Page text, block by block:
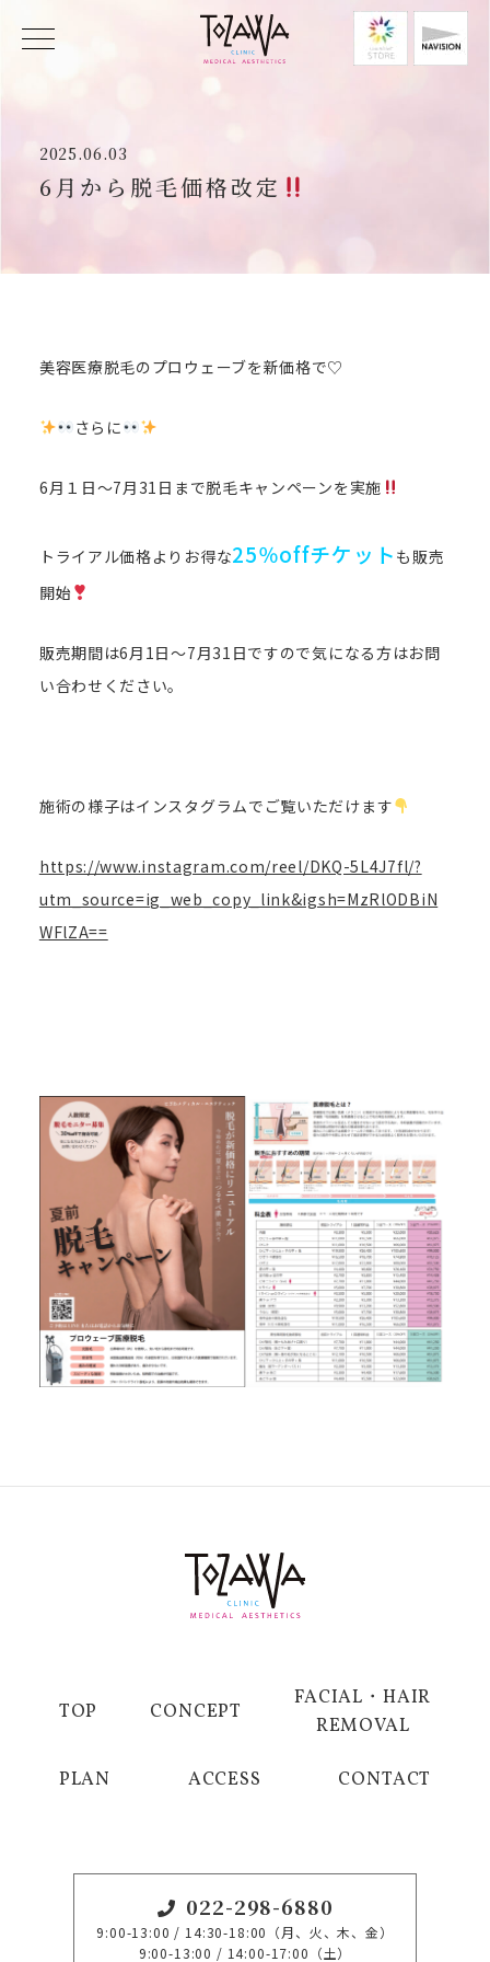
2025.06.03
6月から脱毛価格改定
美容医療脱毛のプロウェーブを新価格で♡
さらに
6月１日〜7月31日まで脱毛キャンペーンを実施
トライアル価格よりお得な25％offチケット も販売
開始
販売期間は6月1日〜7月31日ですので気になる方はお問
い合わせください。
施術の様子はインスタグラムでご覧いただけます
https://www.instagram.com/reel/DKQ-5L4J7fl/?
utm_source=ig_web_copy_link&igsh=MzRlODBiN
WFlZA==
TOP CONCEPT
FACIAL・HAIR
REMOVAL
PLAN ACCESS CONTACT
022-298-6880
9:00-13:00 / 14:30-18:00（月、火、木、金）
9:00-13:00 / 14:00-17:00（土）